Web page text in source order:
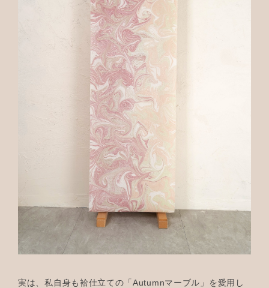
実は、私自身も袷仕立ての「Autumnマーブル」を愛用し